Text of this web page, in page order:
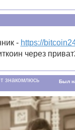
- https://
через
Был
знакомлюсь